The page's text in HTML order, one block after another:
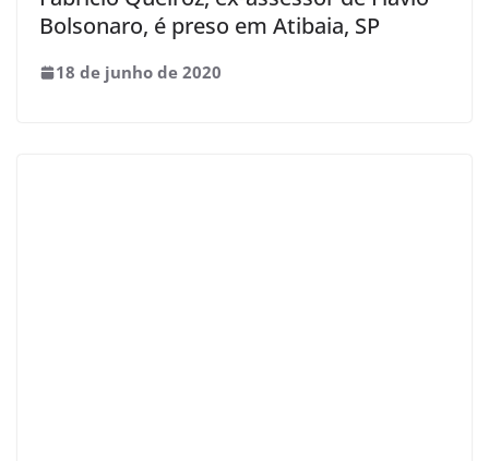
Bolsonaro, é preso em Atibaia, SP
18 de junho de 2020